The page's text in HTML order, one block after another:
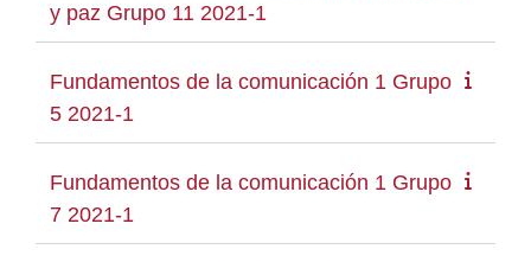
y paz Grupo 11 2021-1
Fundamentos de la comunicación 1 Grupo
5 2021-1
Fundamentos de la comunicación 1 Grupo
7 2021-1